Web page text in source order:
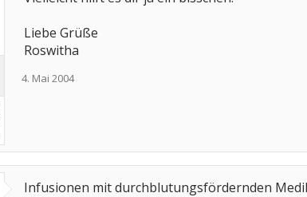
Liebe Grüße
Roswitha
4. Mai 2004
Infusionen mit durchblutungsfördernden